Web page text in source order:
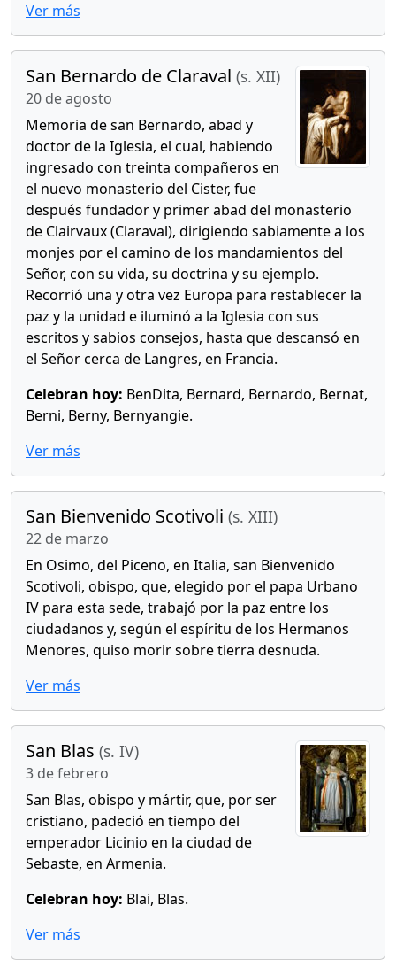
Ver más
San Bernardo de Claraval (s. XII)
20 de agosto
Memoria de san Bernardo, abad y
doctor de la Iglesia, el cual, habiendo
ingresado con treinta compañeros en
el nuevo monasterio del Cister, fue
después fundador y primer abad del monasterio
de Clairvaux (Claraval), dirigiendo sabiamente a los
monjes por el camino de los mandamientos del
Señor, con su vida, su doctrina y su ejemplo.
Recorrió una y otra vez Europa para restablecer la
paz y la unidad e iluminó a la Iglesia con sus
escritos y sabios consejos, hasta que descansó en
el Señor cerca de Langres, en Francia.
Celebran hoy: BenDita, Bernard, Bernardo, Bernat,
Berni, Berny, Bernyangie.
Ver más
San Bienvenido Scotivoli (s. XIII)
22 de marzo
En Osimo, del Piceno, en Italia, san Bienvenido
Scotivoli, obispo, que, elegido por el papa Urbano
IV para esta sede, trabajó por la paz entre los
ciudadanos y, según el espíritu de los Hermanos
Menores, quiso morir sobre tierra desnuda.
Ver más
San Blas (s. IV)
3 de febrero
San Blas, obispo y mártir, que, por ser
cristiano, padeció en tiempo del
emperador Licinio en la ciudad de
Sebaste, en Armenia.
Celebran hoy: Blai, Blas.
Ver más